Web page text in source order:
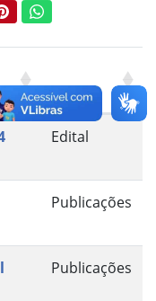
PinterestWhatsApp
Grupo
Edital
Publicações
Publicações